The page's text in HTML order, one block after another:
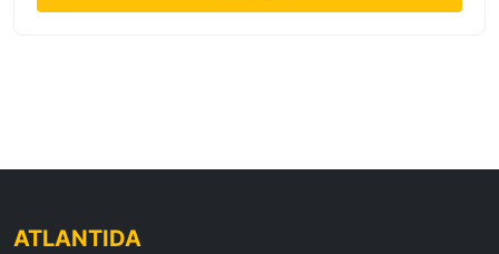
ATLANTIDA